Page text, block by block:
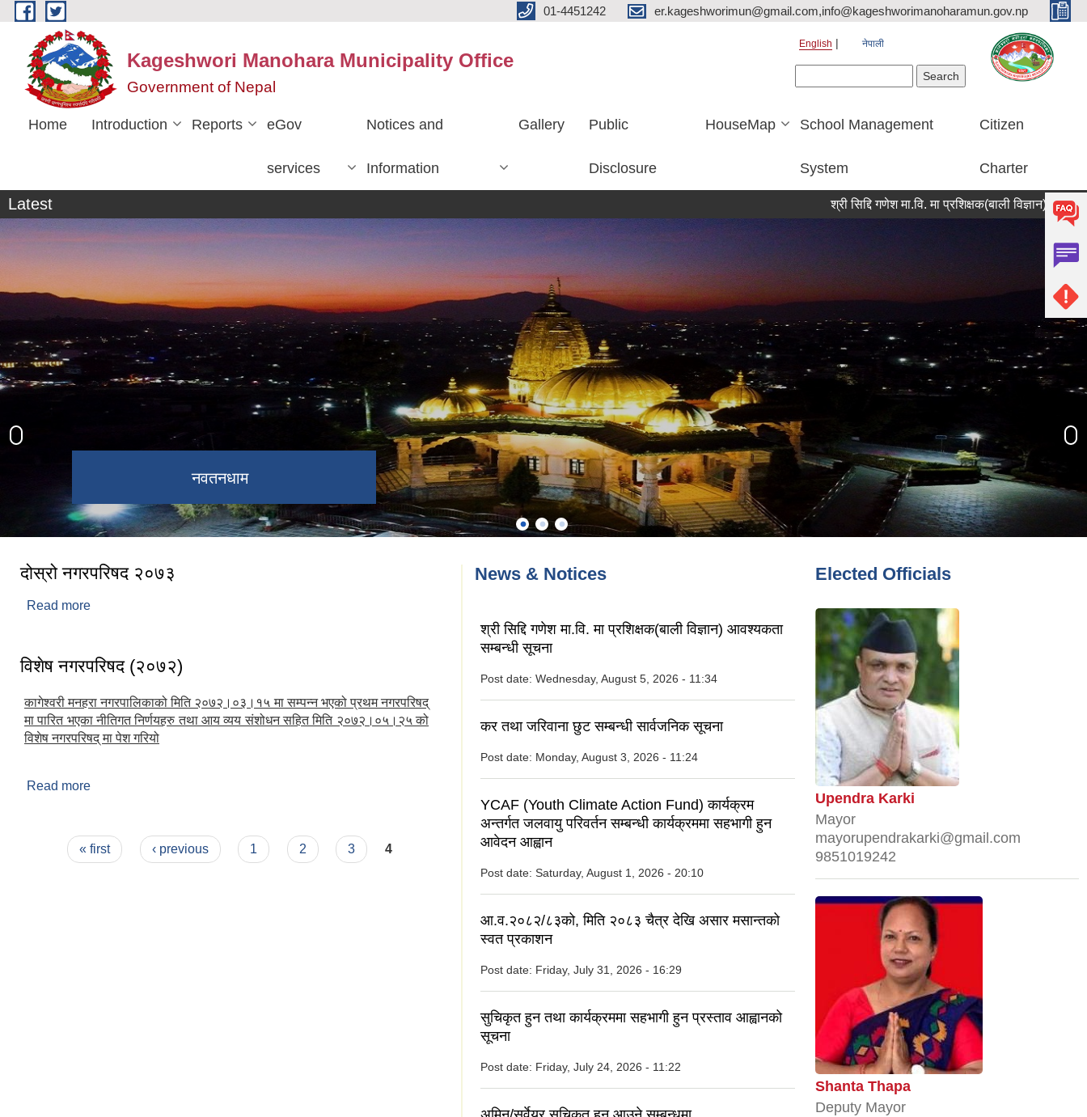
Skip to main content 01-4451242 er.kageshworimun@gmail.com,info@kageshworimanoharamun.gov.np
Kageshwori Manohara Municipality Office
Government of Nepal
English नेपाली
Home Introduction Reports eGov
services
Notices and
Information
Gallery Public
Disclosure
HouseMap School Management
System
Citizen
Charter
Latest श्री सिद्दि गणेश मा.वि. मा प्रशिक्षक(बाली विज्ञान) आवश्यकता
नवतनधाम
कागेश्वरी महादेव मन्दिर
व्यक्तिगत घटना दर्ता सप्ताह
दोस्रो नगरपरिषद २०७३
Read more
विशेष नगरपरिषद (२०७२)
कागेश्वरी मनहरा नगरपालिकाको मिति २०७२।०३।१५ मा सम्पन्न भएको प्रथम नगरपरिषद्
मा पारित भएका नीतिगत निर्णयहरु तथा आय व्यय संशोधन सहित मिति २०७२।०५।२५ को
विशेष नगरपरिषद् मा पेश गरियो
Read more
Pages« first ‹ previous 1 2 3 4
News & Notices
श्री सिद्दि गणेश मा.वि. मा प्रशिक्षक(बाली विज्ञान) आवश्यकता
सम्बन्धी सूचना
Post date: Wednesday, August 5, 2026 - 11:34
कर तथा जरिवाना छुट सम्बन्धी सार्वजनिक सूचना
Post date: Monday, August 3, 2026 - 11:24
YCAF (Youth Climate Action Fund) कार्यक्रम
अन्तर्गत जलवायु परिवर्तन सम्बन्धी कार्यक्रममा सहभागी हुन
आवेदन आह्वान
Post date: Saturday, August 1, 2026 - 20:10
आ.व.२०८२/८३को, मिति २०८३ चैत्र देखि असार मसान्तको
स्वत प्रकाशन
Post date: Friday, July 31, 2026 - 16:29
सुचिकृत हुन तथा कार्यक्रममा सहभागी हुन प्रस्ताव आह्वानको
सूचना
Post date: Friday, July 24, 2026 - 11:22
Elected Officials
Upendra Karki
Mayor
mayorupendrakarki@gmail.com
9851019242
Shanta Thapa
Deputy Mayor